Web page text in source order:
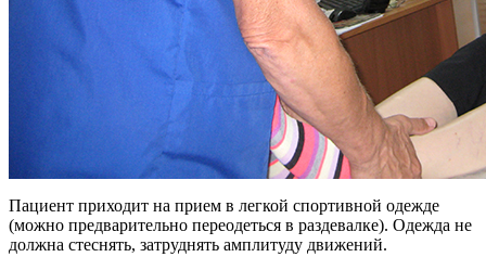
Пациент приходит на прием в легкой спортивной одежде
(можно предварительно переодеться в раздевалке). Одежда не
должна стеснять, затруднять амплитуду движений.